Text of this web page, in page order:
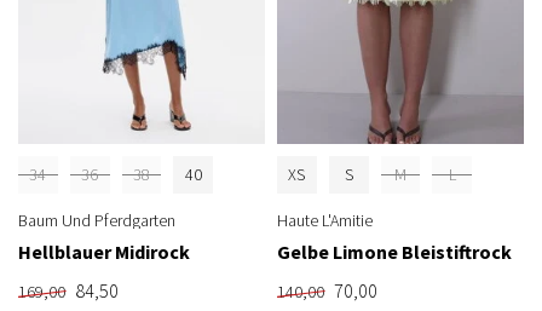
34 36 38 40
Baum Und Pferdgarten
Hellblauer Midirock
169,00 84,50
XS S M L
Haute L'Amitie
Gelbe Limone Bleistiftrock
140,00 70,00